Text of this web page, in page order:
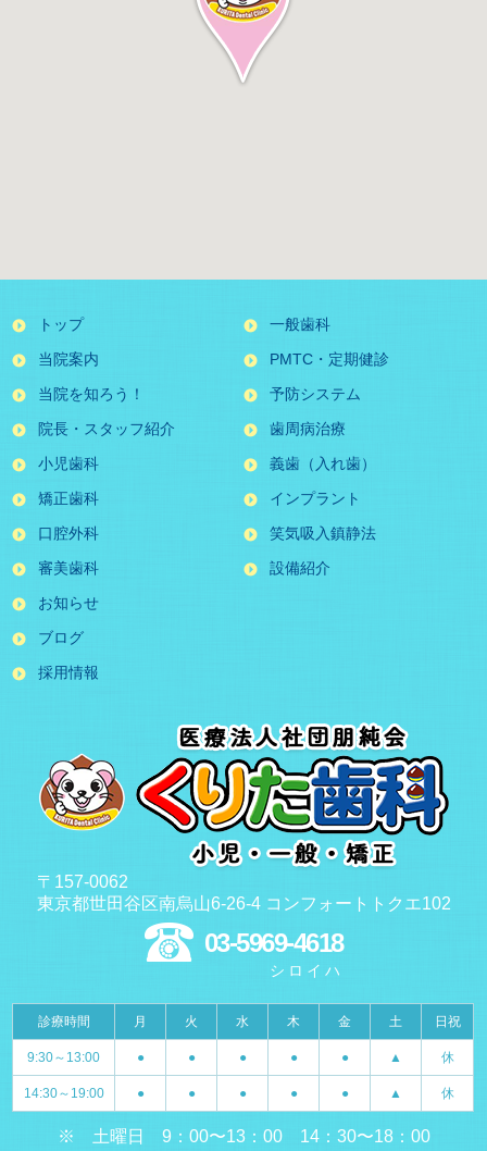
トップ
当院案内
当院を知ろう！
院長・スタッフ紹介
一般歯科
PMTC・定期健診
予防システム
歯周病治療
小児歯科
矯正歯科
口腔外科
審美歯科
義歯（入れ歯）
インプラント
笑気吸入鎮静法
設備紹介
お知らせ
ブログ
採用情報
〒157-0062
東京都世田谷区南烏山6-26-4 コンフォートトクエ102
03-5969-4618
シロイハ
診療時間 月 火 水 木 金 土 日祝
9:30～13:00 ● ● ● ● ● ▲ 休
14:30～19:00 ● ● ● ● ● ▲ 休
※ 土曜日 9：00〜13：00 14：30〜18：00